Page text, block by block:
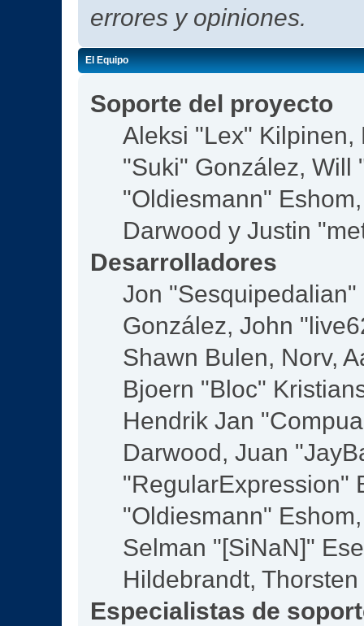
errores y opiniones.
El Equipo
Soporte del proyecto
Aleksi "Lex"
"Suki" González, Will
"Oldiesmann"
Darwood y Justin
Desarrolladores
Jon
González, John
Shawn Bulen, Norv,
Bjoern "Bloc"
Hendrik Jan
Darwood, Juan
"RegularExpression"
"Oldiesmann"
Selman "[SiNaN]"
Hildebrandt,
Especialistas de